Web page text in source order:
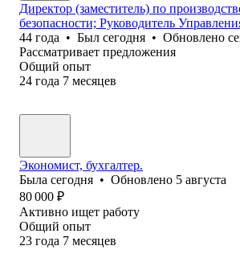
Директор (заместитель) по
безопасности; Руководитель
44 года • Был сегодня • Обновлено
Рассматривает предложения
Общий опыт
24 года 7 месяцев
Экономист, бухгалтер.
Была сегодня • Обновлено 5 августа
80 000 ₽
Активно ищет работу
Общий опыт
23 года 7 месяцев